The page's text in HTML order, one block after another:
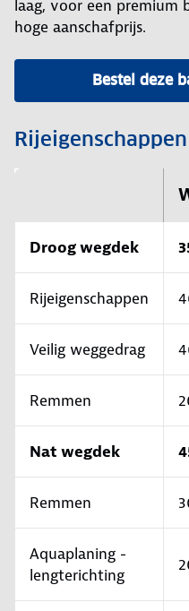
laag, voor een premium
hoge aanschafprijs.
Bestel deze
Droog wegdek
Rijeigenschappen
Veilig weggedrag
Remmen
Nat wegdek
Remmen
Aquaplaning -
lengterichting